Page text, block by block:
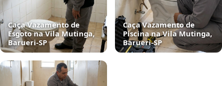
Caça Vazamento de
Esgoto na Vila Mutinga,
Barueri‑SP
Caça Vazamento de
Piscina na Vila Mutinga,
Barueri‑SP